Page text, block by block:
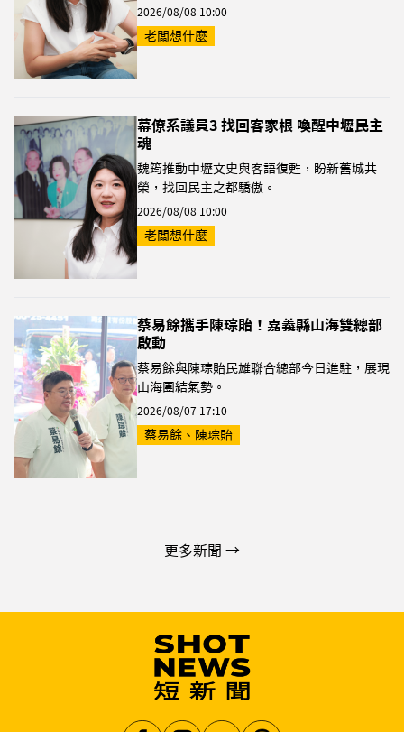
2026/08/08 10:00
老闆想什麼
幕僚系議員3 找回客家根 喚醒中壢民主
魂
魏筠推動中壢文史與客語復甦，盼新舊城共
榮，找回民主之都驕傲。
2026/08/08 10:00
老闆想什麼
蔡易餘攜手陳琮貽！嘉義縣山海雙總部
啟動
蔡易餘與陳琮貽民雄聯合總部今日進駐，展現
山海團結氣勢。
2026/08/07 17:10
蔡易餘、陳琮貽
更多新聞 →